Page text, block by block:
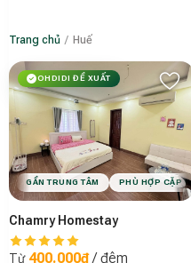
Trang chủ / Huế
OHDIDI ĐỀ XUẤT
GẦN TRUNG TÂM PHÙ HỢP CẶP
Chamry Homestay
Từ 400.000₫/ đêm